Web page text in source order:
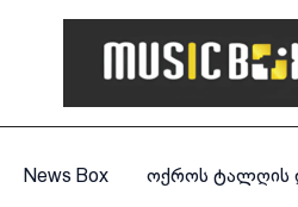
News Box ოქროს ტალღის